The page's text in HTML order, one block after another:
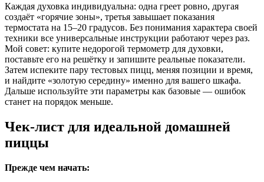
Каждая духовка индивидуальна: одна греет ровно, другая
создаёт «горячие зоны», третья завышает показания
термостата на 15–20 градусов. Без понимания характера своей
техники все универсальные инструкции работают через раз.
Мой совет: купите недорогой термометр для духовки,
поставьте его на решётку и запишите реальные показатели.
Затем испеките пару тестовых пицц, меняя позиции и время,
и найдите «золотую середину» именно для вашего шкафа.
Дальше используйте эти параметры как базовые — ошибок
станет на порядок меньше.
Чек-лист для идеальной домашней
пиццы
Прежде чем начать: